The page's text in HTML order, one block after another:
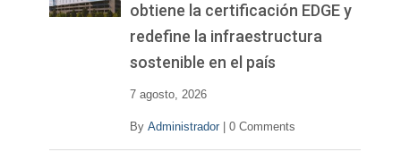
obtiene la certificación EDGE y
redefine la infraestructura
sostenible en el país
7 agosto, 2026
By Administrador 0 Comments